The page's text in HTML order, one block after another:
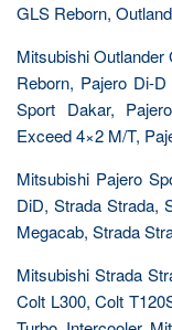
GLS Reborn,
Mitsubishi
Reborn, Pajero Di-
Sport Dakar,
Exceed 4×2 M/T,
Mitsubishi Pajero
DiD, Strada Strada,
Megacab, Strada
Mitsubishi Strada
Colt L300, Colt